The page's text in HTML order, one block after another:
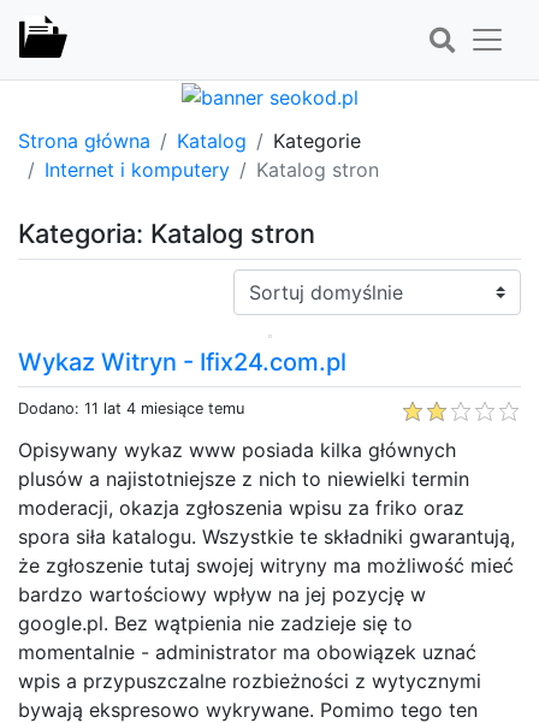
Strona główna Katalog
Kategorie
Internet i komputery
Katalog stron
Kategoria: Katalog stron
Sortuj:
Wykaz Witryn - Ifix24.com.pl
Dodano: 11 lat 4 miesiące temu
Opisywany wykaz www posiada kilka głównych
plusów a najistotniejsze z nich to niewielki termin
moderacji, okazja zgłoszenia wpisu za friko oraz
spora siła katalogu. Wszystkie te składniki gwarantują,
że zgłoszenie tutaj swojej witryny ma możliwość mieć
bardzo wartościowy wpływ na jej pozycję w
google.pl. Bez wątpienia nie zadzieje się to
momentalnie - administrator ma obowiązek uznać
wpis a przypuszczalne rozbieżności z wytycznymi
bywają ekspresowo wykrywane. Pomimo tego ten